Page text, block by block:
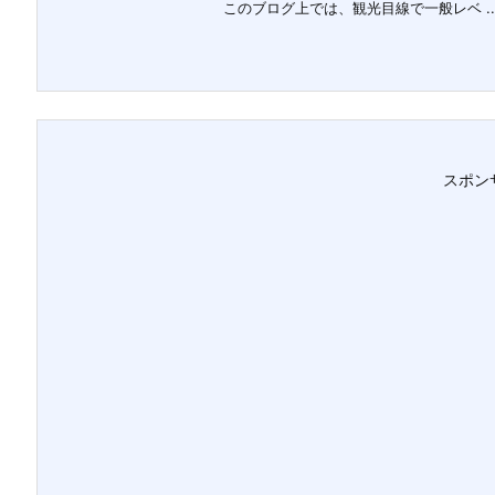
このブログ上では、観光目線で一般レベ
スポン